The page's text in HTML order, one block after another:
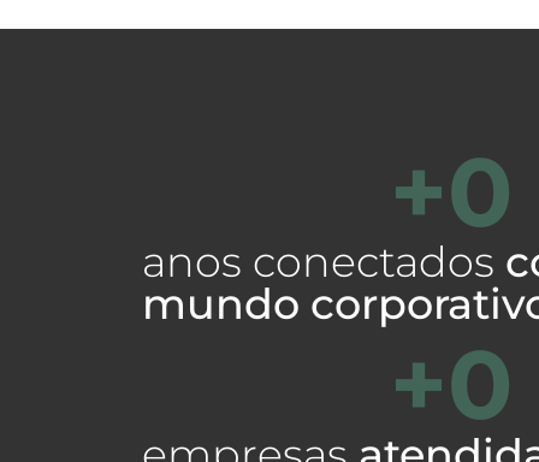
+0
anos conectados
mundo
+0